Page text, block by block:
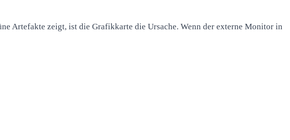
Artefakte zeigt, ist die Grafikkarte die Ursache. Wenn der externe Monitor in